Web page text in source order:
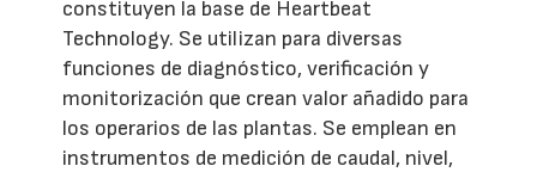
constituyen la base de Heartbeat
Technology. Se utilizan para diversas
funciones de diagnóstico, verificación y
monitorización que crean valor añadido para
los operarios de las plantas. Se emplean en
instrumentos de medición de caudal, nivel,